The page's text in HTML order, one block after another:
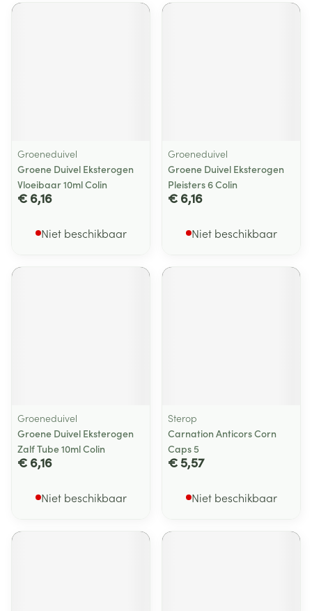
Groeneduivel
Groene Duivel Eksterogen
Vloeibaar 10ml Colin
€ 6,16
Niet beschikbaar
Groeneduivel
Groene Duivel Eksterogen
Pleisters 6 Colin
€ 6,16
Niet beschikbaar
Groeneduivel
Groene Duivel Eksterogen
Zalf Tube 10ml Colin
€ 6,16
Niet beschikbaar
Sterop
Carnation Anticors Corn
Caps 5
€ 5,57
Niet beschikbaar